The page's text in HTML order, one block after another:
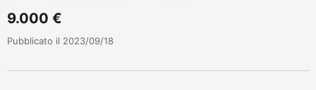
9.000 €
Pubblicato il 2023/09/18